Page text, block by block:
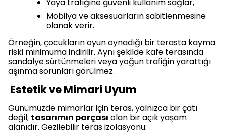
Yaya trafiğine güvenli kullanım sağlar,
Mobilya ve aksesuarların sabitlenmesine
olanak verir.
Örneğin, çocukların oyun oynadığı bir terasta kayma
riski minimuma indirilir. Aynı şekilde kafe terasında
sandalye sürtünmeleri veya yoğun trafiğin yarattığı
aşınma sorunları görülmez.
Estetik ve Mimari Uyum
Günümüzde mimarlar için teras, yalnızca bir çatı
değil; tasarımın parçası olan bir açık yaşam
alanıdır. Gezilebilir teras izolasyonu: